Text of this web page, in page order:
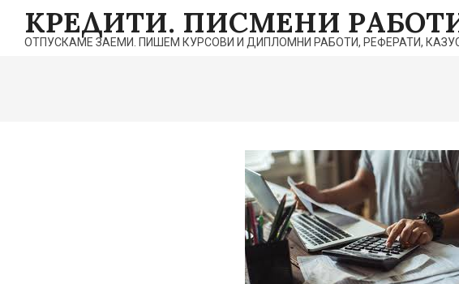
content
КРЕДИТИ. ПИСМЕНИ
ОТПУСКАМЕ ЗАЕМИ. ПИШЕМ КУРСОВИ И ДИПЛОМНИ РАБОТИ, РЕФЕРАТИ, КАЗУСИ,